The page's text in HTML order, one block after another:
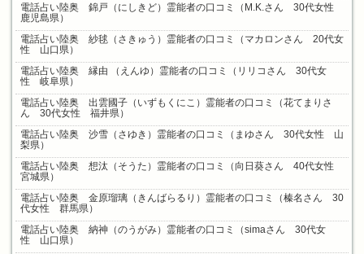
電話占い陸奥 錦戸（にしきど）霊能者の口コミ（M.K.さん 30代女性
鹿児島県）
電話占い陸奥 紗毬（さきゅう）霊能者の口コミ（マカロンさん 20代女
性 山口県）
電話占い陸奥 縁由 （えんゆ）霊能者の口コミ（リリコさん 30代女
性 岐阜県）
電話占い陸奥 出雲國子（いずもくにこ）霊能者の口コミ（花てまりさ
ん 30代女性 福井県）
電話占い陸奥 沙雪（さゆき）霊能者の口コミ（まゆさん 30代女性 山
梨県）
電話占い陸奥 想汰（そうた）霊能者の口コミ（向日葵さん 40代女性
宮城県）
電話占い陸奥 金原瑠璃（きんばらるり）霊能者の口コミ（榛名さん 30
代女性 群馬県）
電話占い陸奥 納神（のうがみ）霊能者の口コミ（simaさん 30代女
性 山口県）